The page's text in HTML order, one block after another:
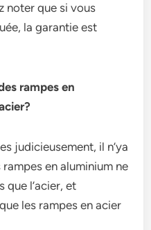
noter que si vous
la garantie est
rampes en
judicieusement, il n’ya
en aluminium ne
que l’acier, et
les rampes en acier